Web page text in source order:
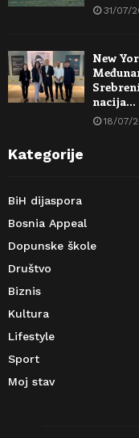
31/07/
New
nacija…
18/07/
Kategorije
BiH dijaspora
Bosnia Appeal
Dopunske škole
Društvo
Biznis
Kultura
Lifestyle
Sport
Moj stav